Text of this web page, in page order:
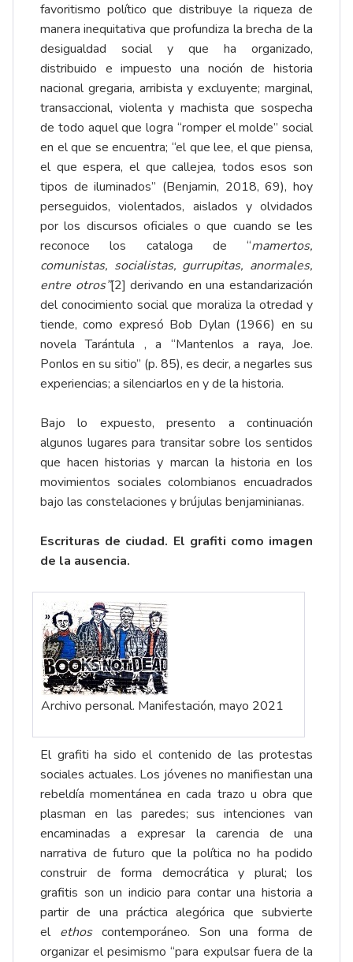
favoritismo político que distribuye la riqueza de
manera inequitativa que profundiza la brecha de la
desigualdad social y que ha organizado,
distribuido e impuesto una noción de historia
nacional gregaria, arribista y excluyente; marginal,
transaccional, violenta y machista que sospecha
de todo aquel que logra “romper el molde” social
en el que se encuentra; “el que lee, el que piensa,
el que espera, el que callejea, todos esos son
tipos de iluminados” (Benjamin, 2018, 69), hoy
perseguidos, violentados, aislados y olvidados
por los discursos oficiales o que cuando se les
reconoce los cataloga de “mamertos,
comunistas, socialistas, gurrupitas, anormales,
entre otros”[2] derivando en una estandarización
del conocimiento social que moraliza la otredad y
tiende, como expresó Bob Dylan (1966) en su
novela Tarántula , a “Mantenlos a raya, Joe.
Ponlos en su sitio” (p. 85), es decir, a negarles sus
experiencias; a silenciarlos en y de la historia.
Bajo lo expuesto, presento a continuación
algunos lugares para transitar sobre los sentidos
que hacen historias y marcan la historia en los
movimientos sociales colombianos encuadrados
bajo las constelaciones y brújulas benjaminianas.
Escrituras de ciudad. El grafiti como imagen
de la ausencia.
Archivo personal. Manifestación, mayo 2021
El grafiti ha sido el contenido de las protestas
sociales actuales. Los jóvenes no manifiestan una
rebeldía momentánea en cada trazo u obra que
plasman en las paredes; sus intenciones van
encaminadas a expresar la carencia de una
narrativa de futuro que la política no ha podido
construir de forma democrática y plural; los
grafitis son un indicio para contar una historia a
partir de una práctica alegórica que subvierte
el ethoscontemporáneo. Son una forma de
organizar el pesimismo “para expulsar fuera de la